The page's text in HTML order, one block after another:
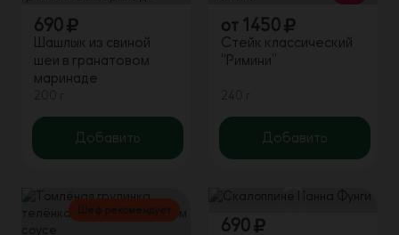
690
Шашлык из свиной
шеи в гранатовом
маринаде
Добавить
от 1450
Стейк классический
“Римини”
Добавить
Шеф рекомендует
690